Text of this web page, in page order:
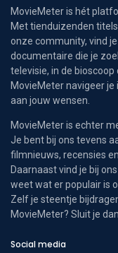
MovieMeter is hét
Met tienduizenden
onze community, vind
documentaire die je
televisie, in de
MovieMeter navigeer
aan jouw wensen.
MovieMeter is echter
Je bent bij ons tevens
filmnieuws, recensies
Daarnaast vind je bij
weet wat er populair is
Zelf je steentje
MovieMeter? Sluit je
Social media